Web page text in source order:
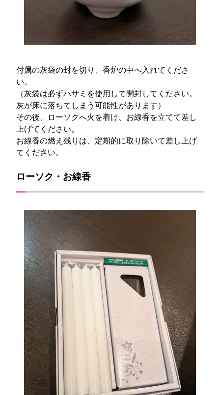
付属の灰袋の封を切り、香炉の中へ入れてくださ
い。
（灰袋は必ずハサミを使用して開封してください。
灰が床に落ちてしまう可能性があります）
その後、ローソクへ火を着け、お線香を立てて差し
上げてください。
お線香の燃え残りは、定期的に取り除いて差し上げ
てください。
ローソク・お線香